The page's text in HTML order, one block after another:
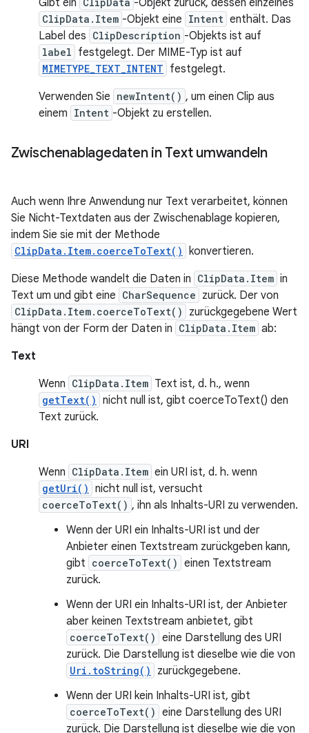
Gibt ein -Objekt zurück, dessen einzelnes
ClipData.Item -Objekt eine Intent enthält. Das
Label des ClipDescription -Objekts ist auf
label festgelegt. Der MIME-Typ ist auf
MIMETYPE_TEXT_INTENT festgelegt.
Verwenden Sie newIntent() , um einen Clip aus
einem Intent -Objekt zu erstellen.
Zwischenablagedaten in Text umwandeln
Auch wenn Ihre Anwendung nur Text verarbeitet, können
Sie Nicht-Textdaten aus der Zwischenablage kopieren,
indem Sie sie mit der Methode
ClipData.Item.coerceToText() konvertieren.
Diese Methode wandelt die Daten in ClipData.Item in
Text um und gibt eine CharSequence zurück. Der von
ClipData.Item.coerceToText()
zurückgegebene Wert
hängt von der Form der Daten in ClipData.Item ab:
Text
Wenn ClipData.Item Text ist, d. h., wenn
getText() nicht null ist, gibt coerceToText() den
Text zurück.
URI
Wenn ClipData.Item ein URI ist, d. h. wenn
getUri() nicht null ist, versucht
coerceToText() , ihn als Inhalts-URI zu verwenden.
Wenn der URI ein Inhalts-URI ist und der
Anbieter einen Textstream zurückgeben kann,
gibt coerceToText() einen Textstream
zurück.
Wenn der URI ein Inhalts-URI ist, der Anbieter
aber keinen Textstream anbietet, gibt
coerceToText() eine Darstellung des URI
zurück. Die Darstellung ist dieselbe wie die von
Uri.toString()
zurückgegebene.
Wenn der URI kein Inhalts-URI ist, gibt
coerceToText() eine Darstellung des URI
zurück. Die Darstellung ist dieselbe wie die von